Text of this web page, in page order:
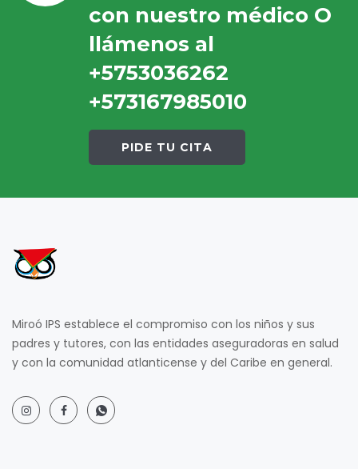
con nuestro médico O
llámenos al
+5753036262
+573167985010
PIDE TU CITA
Miroó IPS establece el compromiso con los niños y sus
padres y tutores, con las entidades aseguradoras en salud
y con la comunidad atlanticense y del Caribe en general.